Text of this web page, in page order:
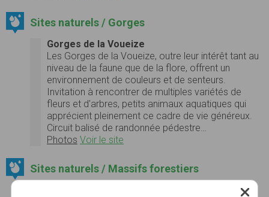
Sites naturels / Gorges
Gorges de la Voueize
Les Gorges de la Voueize, outre leur intérêt tant au
niveau de la faune que de la flore, offrent un
environnement de couleurs et de senteurs.
Invitation à rencontrer de multiples variétés de
fleurs et d'arbres, petits animaux aquatiques qui
apprécient pleinement ce cadre de vie généreux.
Circuit balisé de randonnée pédestre…
Photos Voir le site
Sites naturels / Massifs forestiers